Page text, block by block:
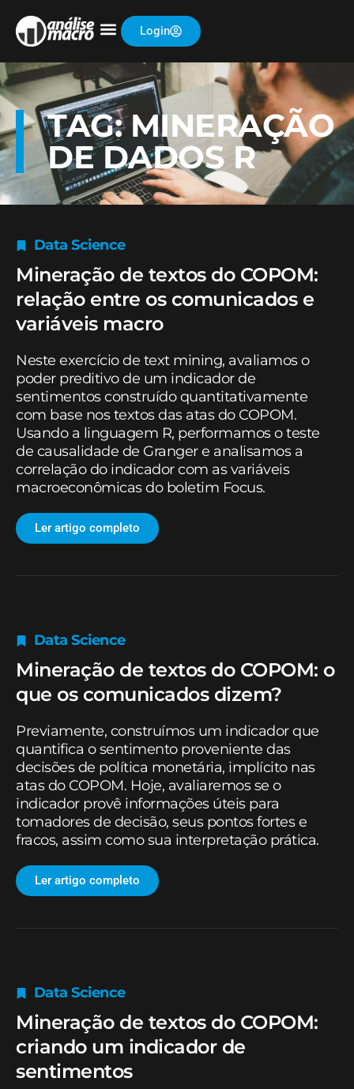
Login
TAG: MINERAÇÃO
DE DADOS R
Data Science
Mineração de textos do COPOM:
relação entre os comunicados e
variáveis macro
Neste exercício de text mining, avaliamos o
poder preditivo de um indicador de
sentimentos construído quantitativamente
com base nos textos das atas do COPOM.
Usando a linguagem R, performamos o teste
de causalidade de Granger e analisamos a
correlação do indicador com as variáveis
macroeconômicas do boletim Focus.
Ler artigo completo
Data Science
Mineração de textos do COPOM: o
que os comunicados dizem?
Previamente, construímos um indicador que
quantifica o sentimento proveniente das
decisões de política monetária, implícito nas
atas do COPOM. Hoje, avaliaremos se o
indicador provê informações úteis para
tomadores de decisão, seus pontos fortes e
fracos, assim como sua interpretação prática.
Ler artigo completo
Data Science
Mineração de textos do COPOM:
criando um indicador de
sentimentos